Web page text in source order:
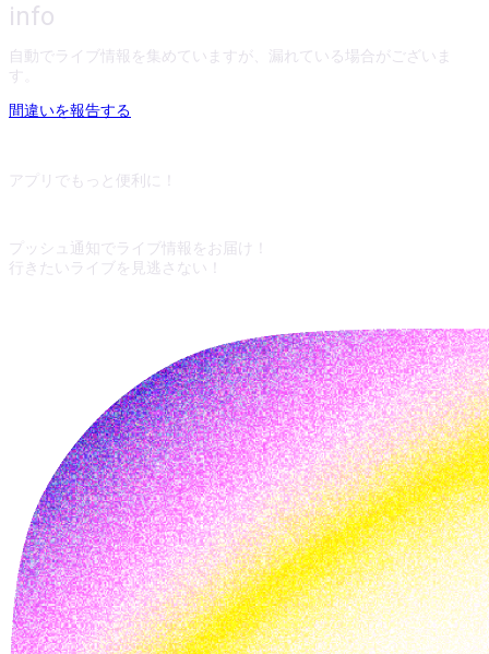
info
自動でライブ情報を集めていますが、漏れている場合がございま
す。
間違いを報告する
アプリでもっと便利に！
プッシュ通知でライブ情報をお届け！
行きたいライブを見逃さない！